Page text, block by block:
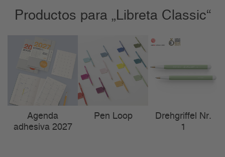
Productos para „Libreta Classic“
Agenda
adhesiva 2027
Pen Loop
Drehgriffel Nr.
1